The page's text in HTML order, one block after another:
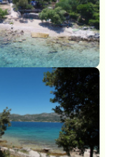
07-25 |Camp Zidine
(16 and 15 years)